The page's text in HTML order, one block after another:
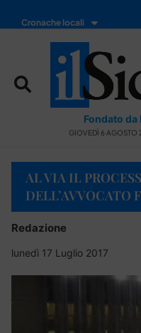
Cronache locali
Fondato
GIOVEDÌ 6 AGOSTO
AL VIA IL
DELL’AVVOCATO
Redazione
lunedì 17 Luglio 2017